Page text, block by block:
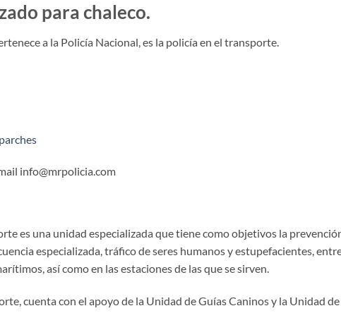
para chaleco.
a la Policía Nacional, es la policía en el transporte.
parches
info@mrpolicia.com
es una unidad especializada que tiene como objetivos la
especializada, tráfico de seres humanos y estupefacientes,
así como en las estaciones de las que se sirven.
cuenta con el apoyo de la Unidad de Guías Caninos y la Unidad